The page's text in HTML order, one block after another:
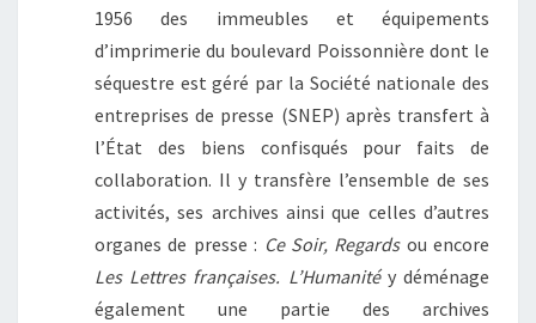
1956 des immeubles et équipements
d’imprimerie du boulevard Poissonnière dont le
séquestre est géré par la Société nationale des
entreprises de presse (SNEP) après transfert à
l’État des biens confisqués pour faits de
collaboration. Il y transfère l’ensemble de ses
activités, ses archives ainsi que celles d’autres
organes de presse : Ce Soir, Regardsou encore
Les Lettres françaises. L’Humanitéy déménage
également une partie des archives